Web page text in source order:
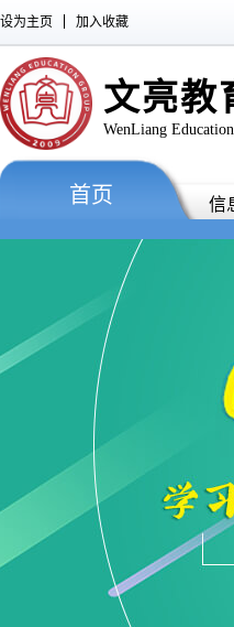
设为主页 加入收藏
文亮教
WenLiang Education
首页 信